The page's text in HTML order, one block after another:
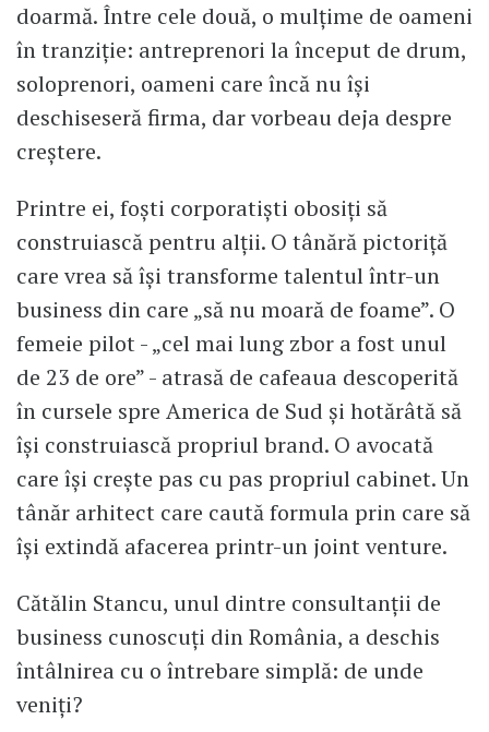
doarmă. Între cele două, o mulțime de oameni
în tranziție: antreprenori la început de drum,
soloprenori, oameni care încă nu își
deschiseseră firma, dar vorbeau deja despre
creștere.
Printre ei, foști corporatiști obosiți să
construiască pentru alții. O tânără pictoriță
care vrea să își transforme talentul într-un
business din care „să nu moară de foame”. O
femeie pilot - „cel mai lung zbor a fost unul
de 23 de ore” - atrasă de cafeaua descoperită
în cursele spre America de Sud și hotărâtă să
își construiască propriul brand. O avocată
care își crește pas cu pas propriul cabinet. Un
tânăr arhitect care caută formula prin care să
își extindă afacerea printr-un joint venture.
Cătălin Stancu, unul dintre consultanții de
business cunoscuți din România, a deschis
întâlnirea cu o întrebare simplă: de unde
veniți?